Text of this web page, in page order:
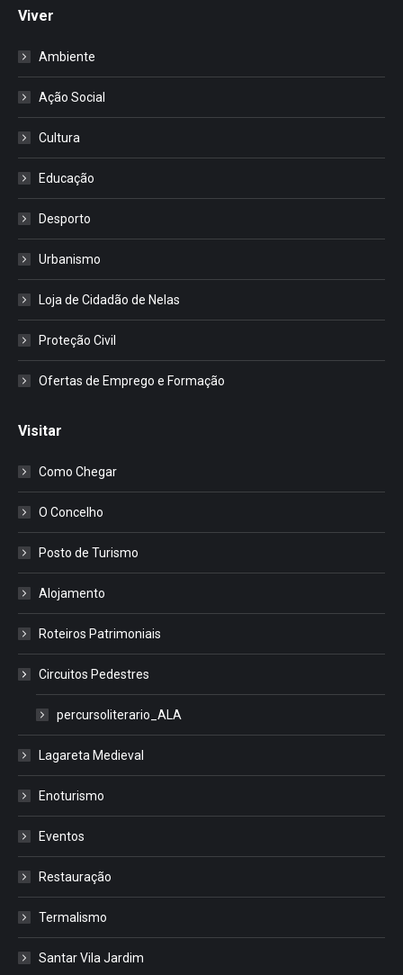
Viver
Ambiente
Ação Social
Cultura
Educação
Desporto
Urbanismo
Loja de Cidadão de Nelas
Proteção Civil
Ofertas de Emprego e Formação
Visitar
Como Chegar
O Concelho
Posto de Turismo
Alojamento
Roteiros Patrimoniais
Circuitos Pedestres
percursoliterario_ALA
Lagareta Medieval
Enoturismo
Eventos
Restauração
Termalismo
Santar Vila Jardim